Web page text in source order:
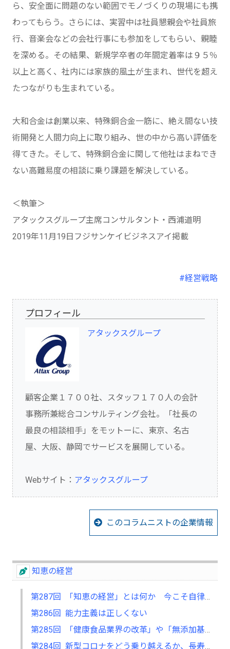
ら、安全面に問題のない範囲でモノづくりの現場にも携
わってもらう。さらには、実習中は社員懇親会や社員旅
行、音楽会などの会社行事にも参加をしてもらい、親睦
を深める。その結果、新規学卒者の年間定着率は９５％
以上と高く、社内には家族的風土が生まれ、世代を超え
たつながりも生まれている。
大和合金は創業以来、特殊銅合金一筋に、絶え間ない技
術開発と人間力向上に取り組み、世の中から高い評価を
得てきた。そして、特殊銅合金に関して他社はまねでき
ない高難易度の相談に乗り課題を解決している。
＜執筆＞
アタックスグループ主席コンサルタント・西浦道明
2019年11月19日フジサンケイビジネスアイ掲載
#経営戦略
プロフィール
アタックスグループ
顧客企業１７００社、スタッフ１７０人の会計
事務所兼総合コンサルティング会社。「社長の
最良の相談相手」をモットーに、東京、名古
屋、大阪、静岡でサービスを展開している。
Webサイト： アタックスグループ
このコラムニストの企業情報
知恵の経営
第286回 能力主義は正しくない